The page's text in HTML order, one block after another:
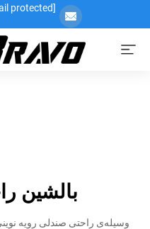
[email protected]
بالشین
وسیله‌ی راحتی صندلی رویه